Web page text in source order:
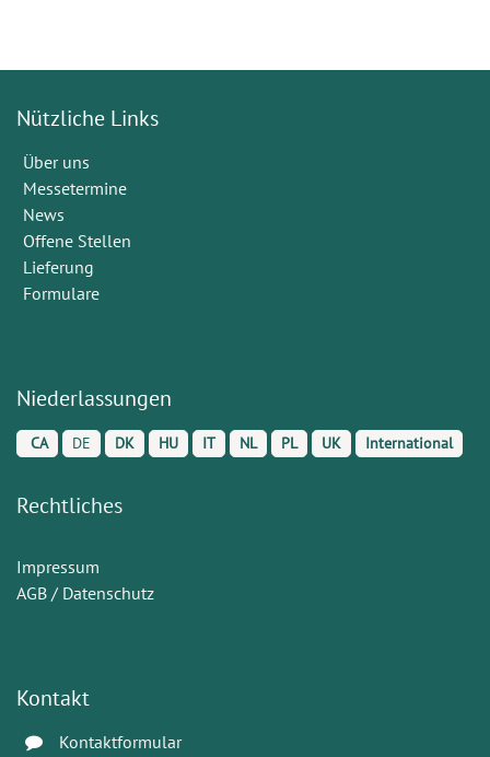
Nützliche Links
Über uns
Messetermine
News
Offene Stellen
Lieferung
Formulare
Niederlassungen
CA DE DK HU IT NL PL UK International
Rechtliches
Impressum
AGB / Datenschutz
Kontakt
Kontaktformular